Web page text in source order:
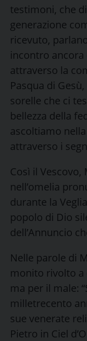
testimoni, che
generazione
ricevuto,
incontro ancora
attraverso la
Pasqua di
sorelle che ci
bellezza della
ascoltiamo
attraverso i
Così il Vescovo,
nell’omelia
durante la
popolo di Dio
dell’Annuncio
Nelle parole di
monito rivolto a
ma per il male:
milletrecento
sue venerate
Pietro in Ciel